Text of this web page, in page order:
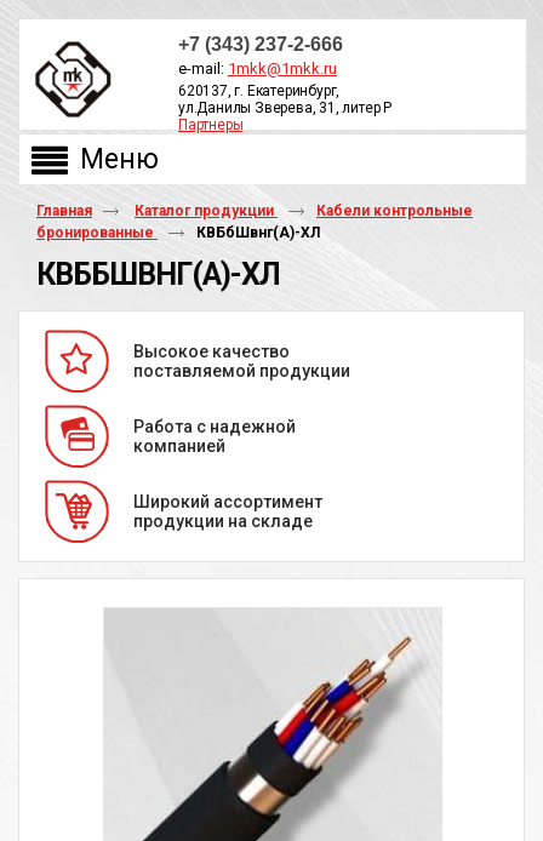
+7 (343) 237-2-666
e-mail: 1mkk@1mkk.ru
620137, г. Екатеринбург,
ул.Данилы Зверева, 31, литер Р
Партнеры
Главная Каталог продукции
Кабели контрольные
бронированные
КВБбШвнг(A)-ХЛ
КВББШВНГ(A)-ХЛ
Высокое качество
поставляемой продукции
Работа с надежной
компанией
Широкий ассортимент
продукции на складе